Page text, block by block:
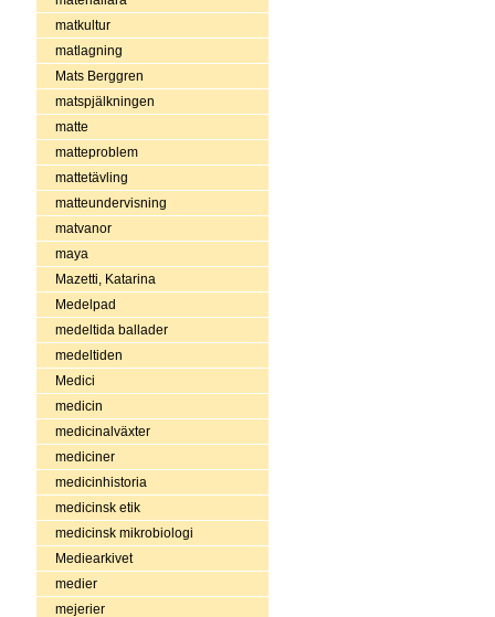
matkultur
matlagning
Mats Berggren
matspjälkningen
matte
matteproblem
mattetävling
matteundervisning
matvanor
maya
Mazetti, Katarina
Medelpad
medeltida ballader
medeltiden
Medici
medicin
medicinalväxter
mediciner
medicinhistoria
medicinsk etik
medicinsk mikrobiologi
Mediearkivet
medier
mejerier